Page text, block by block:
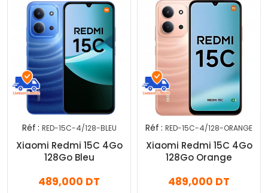
Réf : RED-15C-4/128-BLEU
Xiaomi Redmi 15C 4Go
128Go Bleu
489,000 DT
Réf : RED-15C-4/128-ORANGE
Xiaomi Redmi 15C 4Go
128Go Orange
489,000 DT